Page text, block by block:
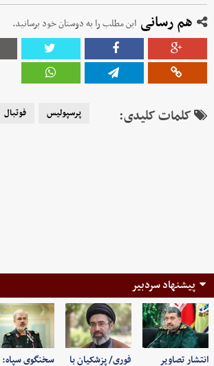
هم رسانی این مطلب را به دوستان خود برسانید.
کلمات کلیدی: پرسپولیس فوتبال
پیشنهاد سردبیر
انتشار تصاویر فوری/ پزشکیان با سخنگوی سپاه: